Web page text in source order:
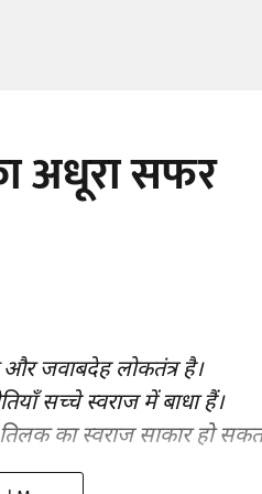
अधूरा सफर
जवाबदेह लोकतंत्र है।
सच्चे स्वराज में बाधा हैं।
तिलक का स्वराज साकार हो